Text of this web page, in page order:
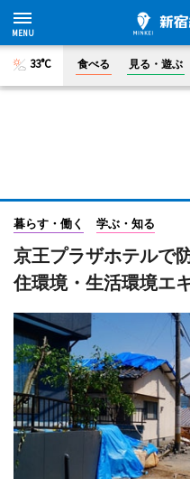
33°C 食べる 見る・遊ぶ
暮らす・働く 学ぶ・知る
京王プラザホテルで
住環境・生活環境エ